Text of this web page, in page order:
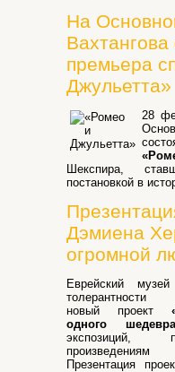
На
Вахтангова
премьера
Джульетта»
28
Шекспира,
постановкой в
Дэмиена
огромной
Еврейский
толерантности
новый проект
одного
экспозиций,
Презентация